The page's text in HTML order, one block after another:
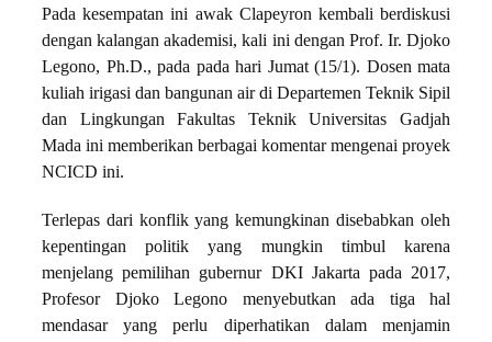
Pada kesempatan ini awak Clapeyron kembali berdiskusi
dengan kalangan akademisi, kali ini dengan Prof. Ir. Djoko
Legono, Ph.D., pada pada hari Jumat (15/1). Dosen mata
kuliah irigasi dan bangunan air di Departemen Teknik Sipil
dan Lingkungan Fakultas Teknik Universitas Gadjah
Mada ini memberikan berbagai komentar mengenai proyek
NCICD ini.
Terlepas dari konflik yang kemungkinan disebabkan oleh
kepentingan politik yang mungkin timbul karena
menjelang pemilihan gubernur DKI Jakarta pada 2017,
Profesor Djoko Legono menyebutkan ada tiga hal
mendasar yang perlu diperhatikan dalam menjamin